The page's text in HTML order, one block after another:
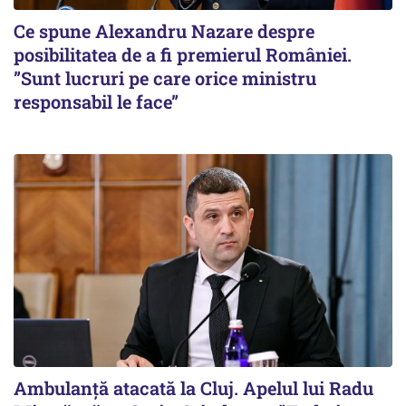
Ce spune Alexandru Nazare despre
posibilitatea de a fi premierul României.
”Sunt lucruri pe care orice ministru
responsabil le face”
Ambulanță atacată la Cluj. Apelul lui Radu